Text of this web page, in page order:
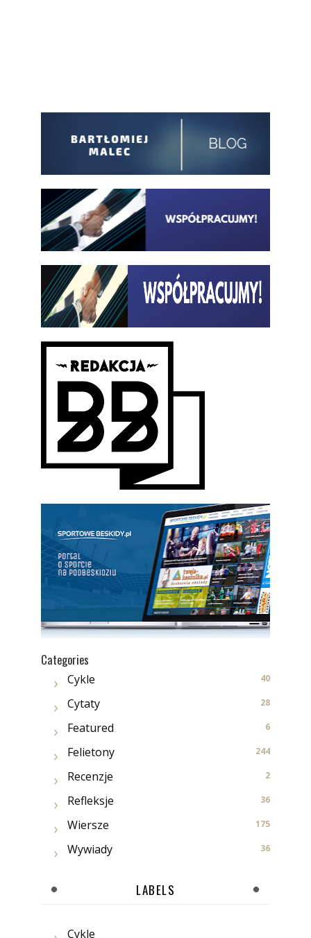
Categories
Cykle 40
Cytaty 28
Featured 6
Felietony 244
Recenzje 2
Refleksje 36
Wiersze 175
Wywiady 36
LABELS
Cykle